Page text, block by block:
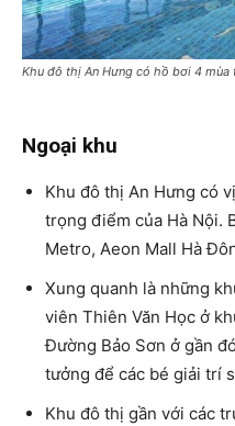
Khu đô thị An Hưng có hồ bơi 4 mùa
Ngoại khu
Khu đô thị An Hưng có
trọng điểm của Hà Nội.
Metro, Aeon Mall Hà
Xung quanh là những
viên Thiên Văn Học ở
Đường Bảo Sơn ở gần
tưởng để các bé giải trí
Khu đô thị gần với các